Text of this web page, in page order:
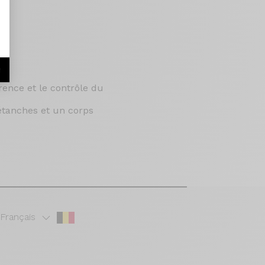
et le contrôle du
et un corps
Français